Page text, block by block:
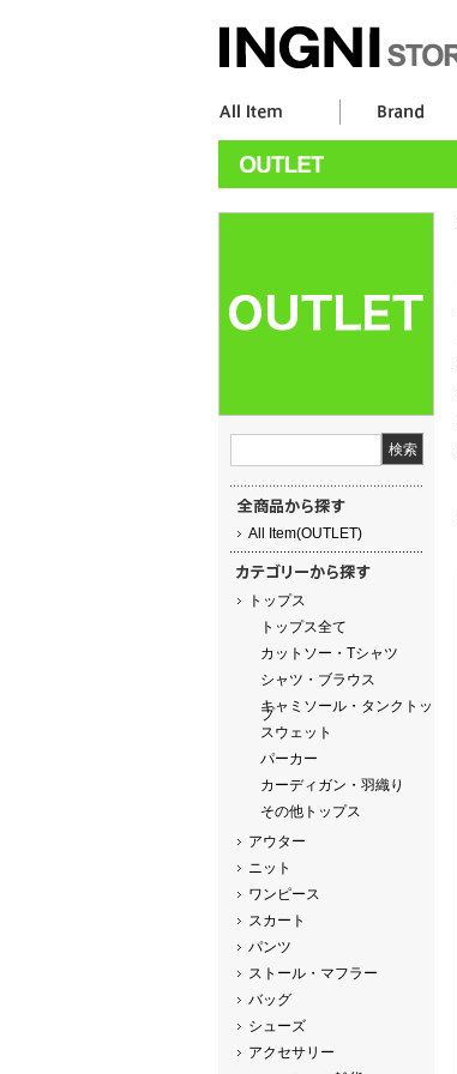
All Item(OUTLET)
トップス
トップス全て
カットソー・Tシャツ
シャツ・ブラウス
キャミソール・タンクトッ
プ
スウェット
パーカー
カーディガン・羽織り
その他トップス
アウター
ニット
ワンピース
スカート
パンツ
ストール・マフラー
バッグ
シューズ
アクセサリー